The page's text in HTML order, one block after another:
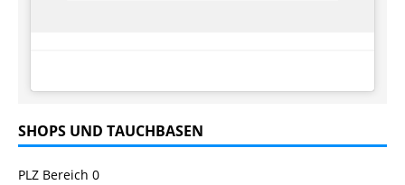
SHOPS UND TAUCHBASEN
PLZ Bereich 0